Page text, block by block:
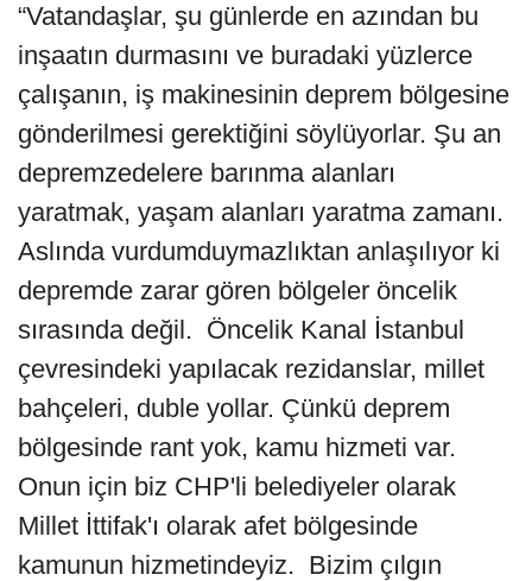
“Vatandaşlar, şu günlerde en azından bu
inşaatın durmasını ve buradaki yüzlerce
çalışanın, iş makinesinin deprem bölgesine
gönderilmesi gerektiğini söylüyorlar. Şu an
depremzedelere barınma alanları
yaratmak, yaşam alanları yaratma zamanı.
Aslında vurdumduymazlıktan anlaşılıyor ki
depremde zarar gören bölgeler öncelik
sırasında değil. Öncelik Kanal İstanbul
çevresindeki yapılacak rezidanslar, millet
bahçeleri, duble yollar. Çünkü deprem
bölgesinde rant yok, kamu hizmeti var.
Onun için biz CHP'li belediyeler olarak
Millet İttifak'ı olarak afet bölgesinde
kamunun hizmetindeyiz. Bizim çılgın